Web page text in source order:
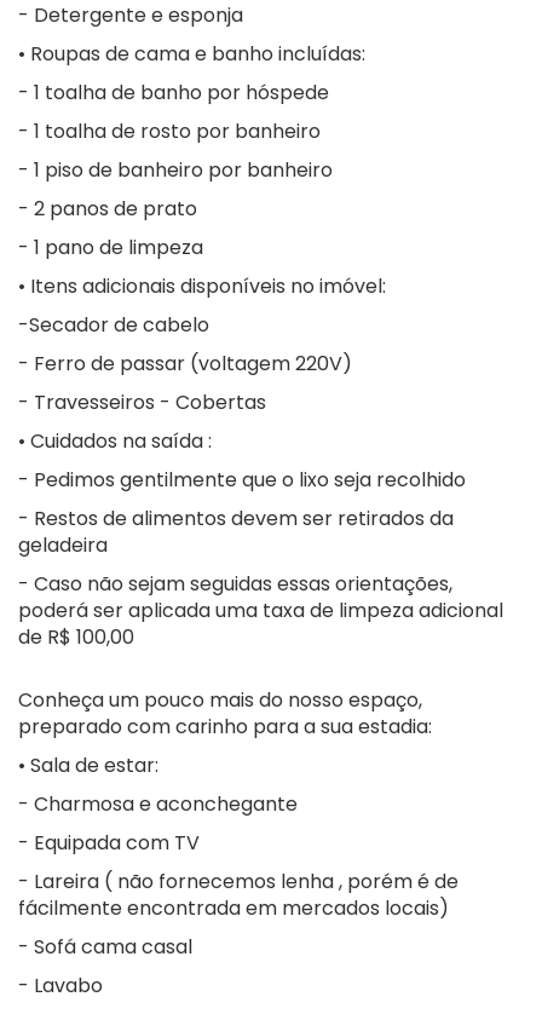
- Detergente e esponja
• Roupas de cama e banho incluídas:
- 1 toalha de banho por hóspede
- 1 toalha de rosto por banheiro
- 1 piso de banheiro por banheiro
- 2 panos de prato
- 1 pano de limpeza
• Itens adicionais disponíveis no imóvel:
-Secador de cabelo
- Ferro de passar (voltagem 220V)
- Travesseiros - Cobertas
• Cuidados na saída :
- Pedimos gentilmente que o lixo seja recolhido
- Restos de alimentos devem ser retirados da
geladeira
- Caso não sejam seguidas essas orientações,
poderá ser aplicada uma taxa de limpeza adicional
de R$ 100,00
Conheça um pouco mais do nosso espaço,
preparado com carinho para a sua estadia:
• Sala de estar:
- Charmosa e aconchegante
- Equipada com TV
- Lareira ( não fornecemos lenha , porém é de
fácilmente encontrada em mercados locais)
- Sofá cama casal
- Lavabo